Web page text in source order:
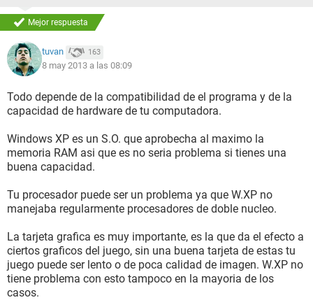
Mejor respuesta
tuvan 163
8 may 2013 a las 08:09
Todo depende de la compatibilidad de el programa y de la
capacidad de hardware de tu computadora.
Windows XP es un S.O. que aprobecha al maximo la
memoria RAM asi que es no seria problema si tienes una
buena capacidad.
Tu procesador puede ser un problema ya que W.XP no
manejaba regularmente procesadores de doble nucleo.
La tarjeta grafica es muy importante, es la que da el efecto a
ciertos graficos del juego, sin una buena tarjeta de estas tu
juego puede ser lento o de poca calidad de imagen. W.XP no
tiene problema con esto tampoco en la mayoria de los
casos.